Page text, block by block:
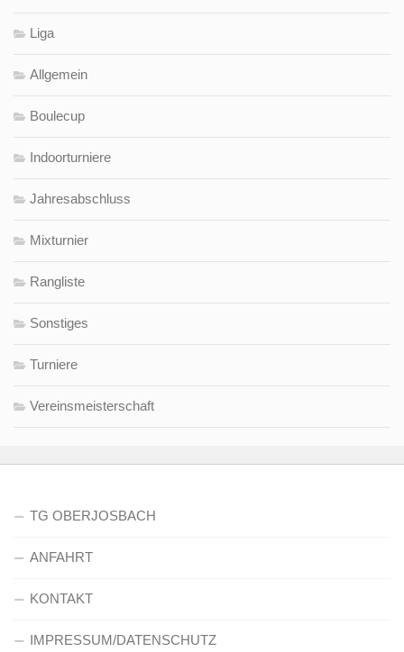
Liga
Allgemein
Boulecup
Indoorturniere
Jahresabschluss
Mixturnier
Rangliste
Sonstiges
Turniere
Vereinsmeisterschaft
TG OBERJOSBACH
ANFAHRT
KONTAKT
IMPRESSUM/DATENSCHUTZ